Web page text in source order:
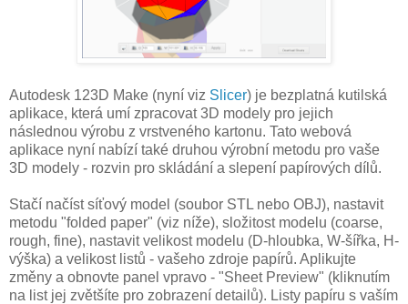
Autodesk 123D Make (nyní viz Slicer) je bezplatná kutilská
aplikace, která umí zpracovat 3D modely pro jejich
následnou výrobu z vrstveného kartonu. Tato webová
aplikace nyní nabízí také druhou výrobní metodu pro vaše
3D modely - rozvin pro skládání a slepení papírových dílů.
Stačí načíst síťový model (soubor STL nebo OBJ), nastavit
metodu "folded paper" (viz níže), složitost modelu (coarse,
rough, fine), nastavit velikost modelu (D-hloubka, W-šířka, H-
výška) a velikost listů - vašeho zdroje papírů. Aplikujte
změny a obnovte panel vpravo - "Sheet Preview" (kliknutím
na list jej zvětšíte pro zobrazení detailů). Listy papíru s vaším